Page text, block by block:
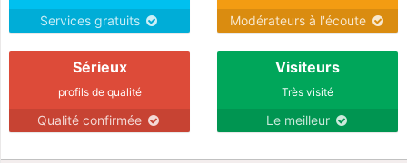
Services gratuits Modérateurs à l'écoute
Sérieux
profils de qualité
Qualité confirmée
Visiteurs
Très visité
Le meilleur